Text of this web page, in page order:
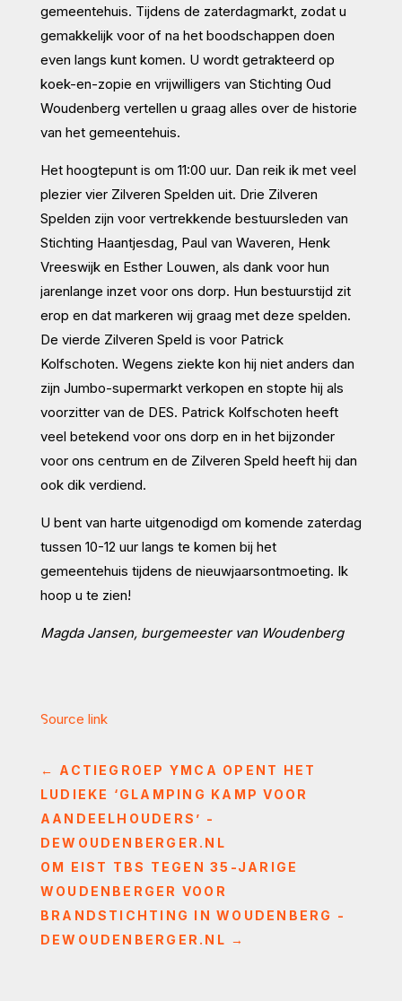
gemeentehuis. Tijdens de zaterdagmarkt, zodat u
gemakkelijk voor of na het boodschappen doen
even langs kunt komen. U wordt getrakteerd op
koek-en-zopie en vrijwilligers van Stichting Oud
Woudenberg vertellen u graag alles over de historie
van het gemeentehuis.
Het hoogtepunt is om 11:00 uur. Dan reik ik met veel
plezier vier Zilveren Spelden uit. Drie Zilveren
Spelden zijn voor vertrekkende bestuursleden van
Stichting Haantjesdag, Paul van Waveren, Henk
Vreeswijk en Esther Louwen, als dank voor hun
jarenlange inzet voor ons dorp. Hun bestuurstijd zit
erop en dat markeren wij graag met deze spelden.
De vierde Zilveren Speld is voor Patrick
Kolfschoten. Wegens ziekte kon hij niet anders dan
zijn Jumbo-supermarkt verkopen en stopte hij als
voorzitter van de DES. Patrick Kolfschoten heeft
veel betekend voor ons dorp en in het bijzonder
voor ons centrum en de Zilveren Speld heeft hij dan
ook dik verdiend.
U bent van harte uitgenodigd om komende zaterdag
tussen 10-12 uur langs te komen bij het
gemeentehuis tijdens de nieuwjaarsontmoeting. Ik
hoop u te zien!
Magda Jansen, burgemeester van Woudenberg
Source link
← ACTIEGROEP YMCA OPENT HET
LUDIEKE ‘GLAMPING KAMP VOOR
AANDEELHOUDERS’ -
DEWOUDENBERGER.NL
OM EIST TBS TEGEN 35-JARIGE
WOUDENBERGER VOOR
BRANDSTICHTING IN WOUDENBERG -
DEWOUDENBERGER.NL →